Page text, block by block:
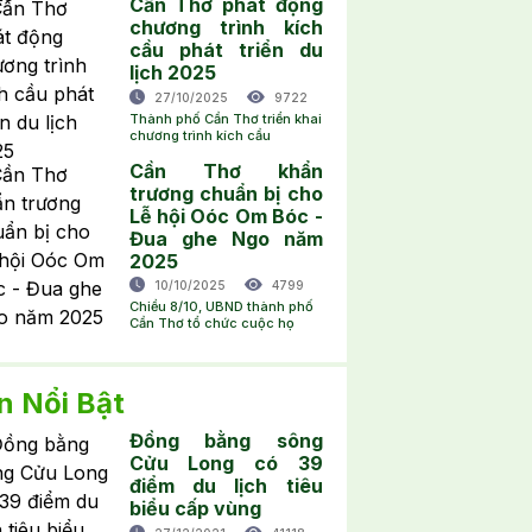
Cần Thơ phát động
chương trình kích
cầu phát triển du
lịch 2025
27/10/2025 9722
Thành phố Cần Thơ triển khai
chương trình kích cầu
Cần Thơ khẩn
trương chuẩn bị cho
Lễ hội Oóc Om Bóc -
Đua ghe Ngo năm
2025
10/10/2025 4799
Chiều 8/10, UBND thành phố
Cần Thơ tổ chức cuộc họ
Nổi Bật
Đồng bằng sông
Cửu Long có 39
điểm du lịch tiêu
biểu cấp vùng